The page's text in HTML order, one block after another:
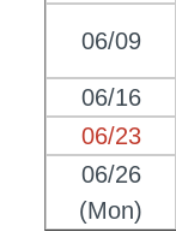
06/09
06/16
06/23
06/26
(Mon)